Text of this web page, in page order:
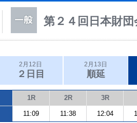
第２４回日本財団
2月12日
２日目
2月13日
順延
1R 2R 3R
11:09 11:38 12:04